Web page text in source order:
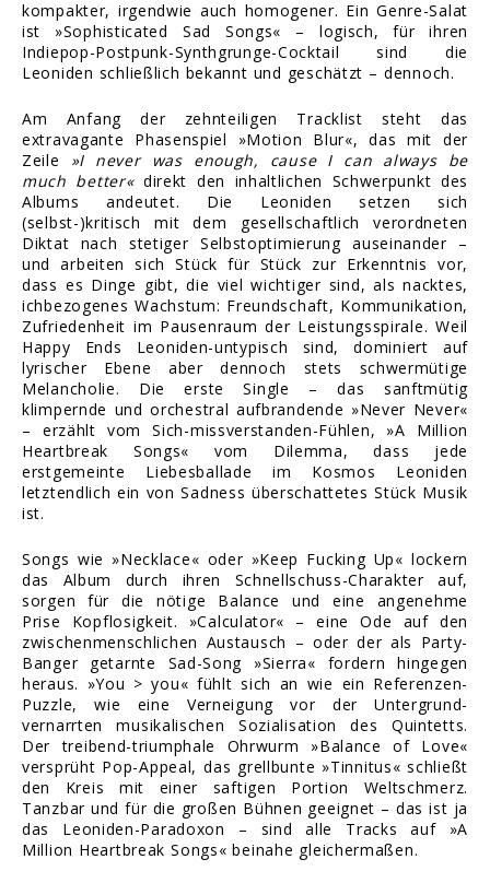
kompakter, irgendwie auch homogener. Ein Genre-Salat
ist »Sophisticated Sad Songs« – logisch, für ihren
Indiepop-Postpunk-Synthgrunge-Cocktail sind die
Leoniden schließlich bekannt und geschätzt – dennoch.
Am Anfang der zehnteiligen Tracklist steht das
extravagante Phasenspiel »Motion Blur«, das mit der
Zeile »I never was enough, cause I can always be
much better«direkt den inhaltlichen Schwerpunkt des
Albums andeutet. Die Leoniden setzen sich
(selbst-)kritisch mit dem gesellschaftlich verordneten
Diktat nach stetiger Selbstoptimierung auseinander –
und arbeiten sich Stück für Stück zur Erkenntnis vor,
dass es Dinge gibt, die viel wichtiger sind, als nacktes,
ichbezogenes Wachstum: Freundschaft, Kommunikation,
Zufriedenheit im Pausenraum der Leistungsspirale. Weil
Happy Ends Leoniden-untypisch sind, dominiert auf
lyrischer Ebene aber dennoch stets schwermütige
Melancholie. Die erste Single – das sanftmütig
klimpernde und orchestral aufbrandende »Never Never«
– erzählt vom Sich-missverstanden-Fühlen, »A Million
Heartbreak Songs« vom Dilemma, dass jede
erstgemeinte Liebesballade im Kosmos Leoniden
letztendlich ein von Sadness überschattetes Stück Musik
ist.
Songs wie »Necklace« oder »Keep Fucking Up« lockern
das Album durch ihren Schnellschuss-Charakter auf,
sorgen für die nötige Balance und eine angenehme
Prise Kopflosigkeit. »Calculator« – eine Ode auf den
zwischenmenschlichen Austausch – oder der als Party-
Banger getarnte Sad-Song »Sierra« fordern hingegen
heraus. »You > you« fühlt sich an wie ein Referenzen-
Puzzle, wie eine Verneigung vor der Untergrund-
vernarrten musikalischen Sozialisation des Quintetts.
Der treibend-triumphale Ohrwurm »Balance of Love«
versprüht Pop-Appeal, das grellbunte »Tinnitus« schließt
den Kreis mit einer saftigen Portion Weltschmerz.
Tanzbar und für die großen Bühnen geeignet – das ist ja
das Leoniden-Paradoxon – sind alle Tracks auf »A
Million Heartbreak Songs« beinahe gleichermaßen.